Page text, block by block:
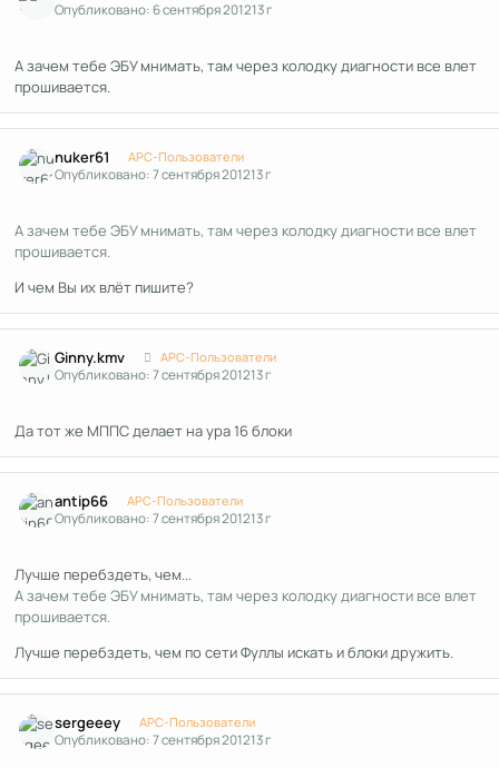
Опубликовано:6 сентября 201213 г
А зачем тебе ЭБУ мнимать, там через колодку диагности все влет
прошивается.
nuker61 APC-Пользователи
Опубликовано:7 сентября 201213 г
А зачем тебе ЭБУ мнимать, там через колодку диагности все влет
прошивается.
И чем Вы их влёт пишите?
Ginny.kmv APC-Пользователи
Опубликовано:7 сентября 201213 г
Да тот же МППС делает на ура 16 блоки
antip66 APC-Пользователи
Опубликовано:7 сентября 201213 г
Лучше перебздеть, чем...
А зачем тебе ЭБУ мнимать, там через колодку диагности все влет
прошивается.
Лучше перебздеть, чем по сети Фуллы искать и блоки дружить.
sergeeey APC-Пользователи
Опубликовано:7 сентября 201213 г